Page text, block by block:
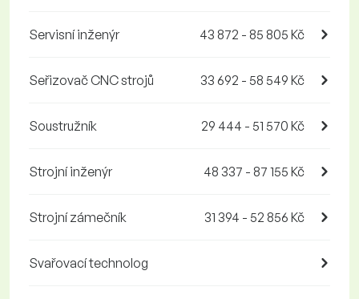
Servisní inženýr 43 872 - 85 805 Kč
Seřizovač CNC strojů 33 692 - 58 549 Kč
Soustružník 29 444 - 51 570 Kč
Strojní inženýr 48 337 - 87 155 Kč
Strojní zámečník 31 394 - 52 856 Kč
Svařovací technolog